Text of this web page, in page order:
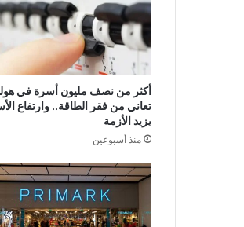
أكثر من نصف مليون أسرة في
تعاني من فقر الطاقة.. وارتفاع
يزيد الأزمة
منذ أسبوعين